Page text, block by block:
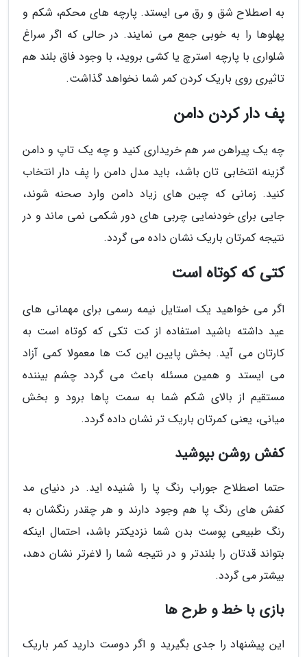
به اصطلاح شق و رق می ایستد. پارچه های محکم، شکم و
پهلوها را به خوبی جمع می نمایند. در حالی که اگر سراغ
شلواری با پارچه استرچ یا کشی بروید، با وجود فاق بلند هم
تاثیری روی باریک کردن کمر شما نخواهد گذاشت.
پف دار کردن دامن
چه یک پیراهن سر هم خریداری کنید و چه یک تاپ و دامن
گزینه انتخابی تان باشد، باید مدل دامن را پف دار انتخاب
کنید. زمانی که چین های زیاد دامن وارد صحنه شوند،
جایی برای خودنمایی چربی های دور شکمی نمی ماند و در
نتیجه کمرتان باریک نشان داده می گردد.
کتی که کوتاه است
اگر می خواهید یک استایل نیمه رسمی برای مهمانی های
عید داشته باشید استفاده از کت تکی که کوتاه است به
کارتان می آید. بخش پایین این کت ها معمولا کمی آزاد
می ایستد و همین مسئله باعث می گردد چشم بیننده
مستقیم از بالای شکم شما به سمت پاها برود و بخش
میانی، یعنی کمرتان باریک تر نشان داده گردد.
کفش روشن بپوشید
حتما اصطلاح جوراب رنگ پا را شنیده اید. در دنیای مد
کفش های رنگ پا هم وجود دارند و هر چقدر رنگشان به
رنگ طبیعی پوست بدن شما نزدیکتر باشد، احتمال اینکه
بتواند قدتان را بلندتر و در نتیجه شما را لاغرتر نشان دهد،
بیشتر می گردد.
بازی با خط و طرح ها
این پیشنهاد را جدی بگیرید و اگر دوست دارید کمر باریک